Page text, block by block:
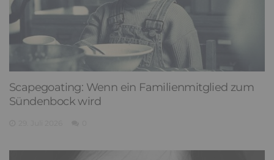
Scapegoating: Wenn ein Familienmitglied zum
Sündenbock wird